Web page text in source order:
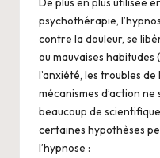
psychothérapie,
contre la douleur, se
ou mauvaises
l’anxiété, les troubles
mécanismes d’action
beaucoup de
certaines hypothèses
l’hypnose :